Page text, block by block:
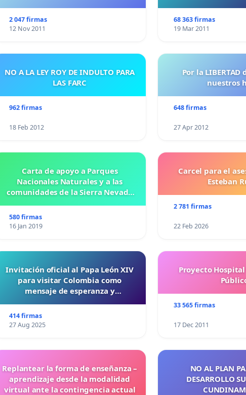
2 047 firmas
12 Nov 2011
68 363 firmas
19 Mar 2011
NO A LA LEY ROY DE INDULTO PARA
LAS FARC
962 firmas
18 Feb 2012
Por la LIBERTAD
nuestros
648 firmas
27 Apr 2012
Carta de apoyo a Parques
Nacionales Naturales y a las
comunidades de la Sierra Nevada
580 firmas
16 Jan 2019
Carcel para el
Esteban
2 781 firmas
22 Feb 2026
Invitación oficial al Papa León XIV
para visitar Colombia como
mensaje de esperanza y
414 firmas
27 Aug 2025
Proyecto
33 565 firmas
17 Dec 2011
Replantear la forma de enseñanza –
aprendizaje desde la modalidad
virtual ante la contingencia actual
NO AL PLAN
DESARROLLO